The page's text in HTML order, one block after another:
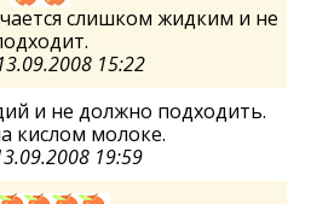
слишком жидким и не
15:22
и не должно подходить.
кислом молоке.
19:59